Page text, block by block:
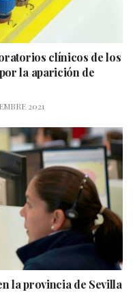
clínicos de los
la aparición de
2021
la provincia de Sevilla